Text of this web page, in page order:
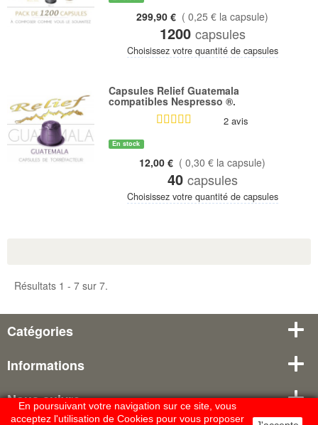
299,90 € ( 0,25 € la capsule)
1200 capsules
Choisissez votre quantité de capsules
Capsules Relief Guatemala
compatibles Nespresso ®.
2 avis
En stock
12,00 € ( 0,30 € la capsule)
40 capsules
Choisissez votre quantité de capsules
Résultats 1 - 7 sur 7.
Catégories
Informations
Nous suivre
En poursuivant votre navigation sur ce site, vous
acceptez l'utilisation de Cookies pour vous proposer